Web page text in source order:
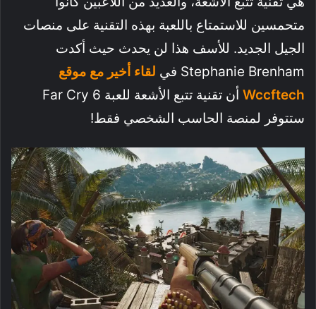
متحمسين للاستمتاع باللعبة بهذه التقنية على منصات
الجيل الجديد. للأسف هذا لن يحدث حيث أكدت
Stephanie Brenham في
لقاء أخير مع موقع
Wccftech
أن تقنية تتبع الأشعة للعبة Far Cry 6
ستتوفر لمنصة الحاسب الشخصي فقط!